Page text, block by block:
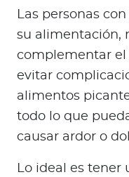
Las personas
su alimentación,
complementar el
evitar
alimentos
todo lo que
causar ardor o
Lo ideal es tener